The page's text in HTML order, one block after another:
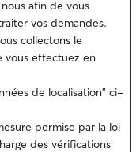
afin de vous
vos demandes.
collectons le
vous effectuez en
de localisation" ci-
permise par la loi
des vérifications